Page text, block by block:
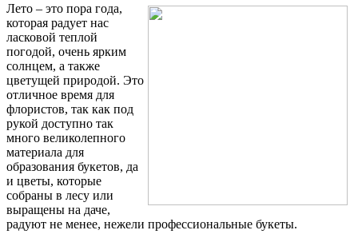
Лето – это пора года,
которая радует нас
ласковой теплой
погодой, очень ярким
солнцем, а также
цветущей природой. Это
отличное время для
флористов, так как под
рукой доступно так
много великолепного
материала для
образования букетов, да
и цветы, которые
собраны в лесу или
выращены на даче,
радуют не менее, нежели профессиональные букеты.